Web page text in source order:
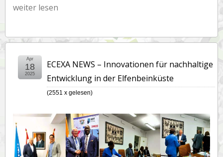
weiter lesen
ECEXA NEWS – Innovationen für nachhaltige
Entwicklung in der Elfenbeinküste
(2551 x gelesen)
Apr
18
2025